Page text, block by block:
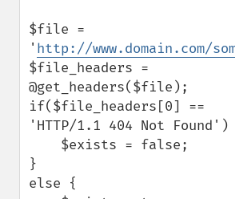
$file =
' http://www.domain.com/
$file_headers =
@get_headers($file);
if($file_headers[0] ==
'HTTP/1.1 404 Not
}
else {